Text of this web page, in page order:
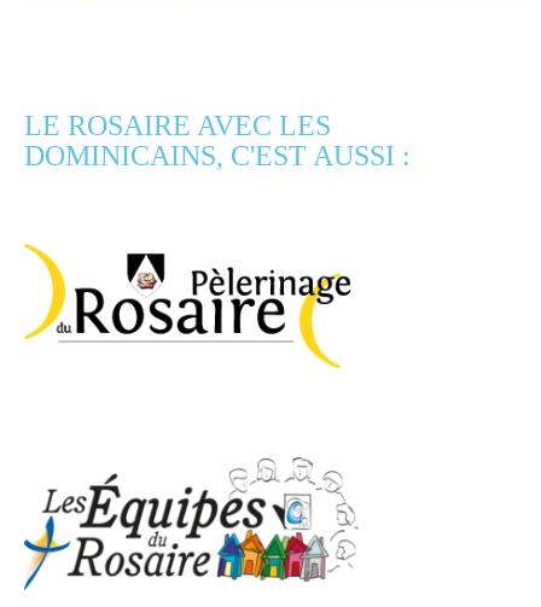
LE ROSAIRE AVEC LES
DOMINICAINS, C'EST AUSSI :